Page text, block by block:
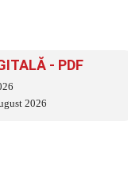
- PDF
2026